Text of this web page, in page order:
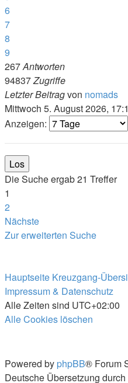
6
7
8
9
267Antworten
94837Zugriffe
Letzter Beitragvon nomads
Mittwoch 5. August 2026,
Anzeigen:
Die Suche ergab 21 Treffer
1
2
Nächste
Zur erweiterten Suche
Hauptseite Kreuzgang-
Impressum & Datenschutz
Alle Zeiten sind UTC+02:00
Alle Cookies löschen
Powered by phpBB® Forum
Deutsche Übersetzung durch